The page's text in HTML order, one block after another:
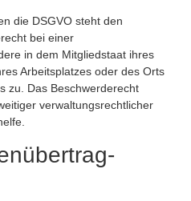
die DSGVO steht den
bei einer
in dem Mitgliedstaat ihres
Arbeitsplatzes oder des Orts
zu. Das Beschwerderecht
verwaltungsrechtlicher